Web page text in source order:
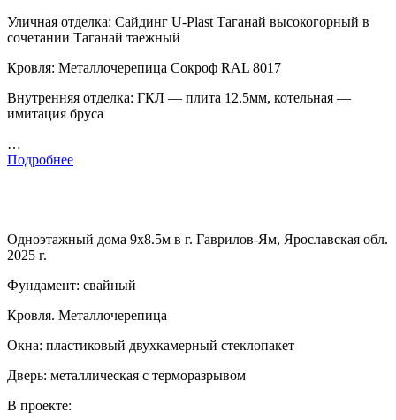
Уличная отделка: Сайдинг U-Plast Таганай высокогорный в
сочетании Таганай таежный
Кровля: Металлочерепица Сокроф RAL 8017
Внутренняя отделка: ГКЛ — плита 12.5мм, котельная —
имитация бруса
…
Подробнее
Одноэтажный дома 9х8.5м в г. Гаврилов-Ям, Ярославская обл.
2025 г.
Фундамент: свайный
Кровля. Металлочерепица
Окна: пластиковый двухкамерный стеклопакет
Дверь: металлическая с терморазрывом
В проекте: